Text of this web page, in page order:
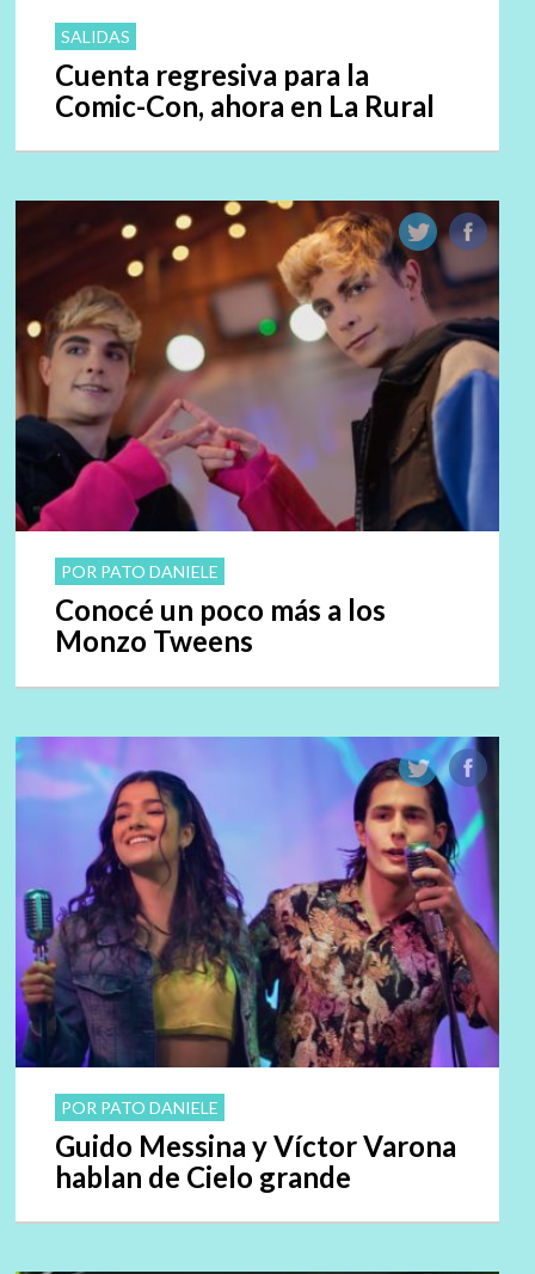
SALIDAS
Cuenta regresiva para la
Comic-Con, ahora en La Rural
POR PATO DANIELE
Conocé un poco más a los
Monzo Tweens
POR PATO DANIELE
Guido Messina y Víctor Varona
hablan de Cielo grande